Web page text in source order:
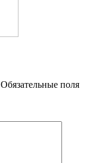
Обязательные поля